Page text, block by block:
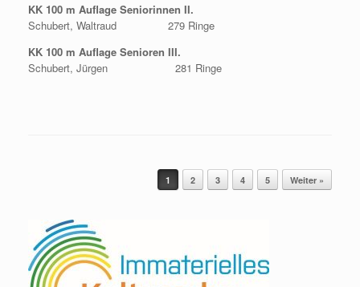
KK 100 m Auflage Seniorinnen II.
Schubert, Waltraud 279 Ringe
KK 100 m Auflage Senioren III.
Schubert, Jürgen 281 Ringe
1 2 3 4 5 Weiter »